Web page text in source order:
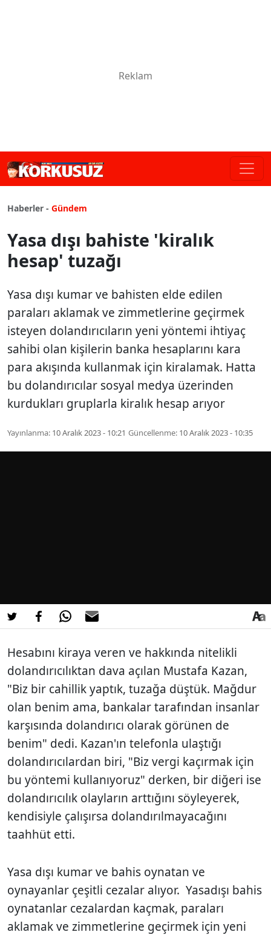
Haberler - Gündem
Yasa dışı bahiste 'kiralık
hesap' tuzağı
Yasa dışı kumar ve bahisten elde edilen
paraları aklamak ve zimmetlerine geçirmek
isteyen dolandırıcıların yeni yöntemi ihtiyaç
sahibi olan kişilerin banka hesaplarını kara
para akışında kullanmak için kiralamak. Hatta
bu dolandırıcılar sosyal medya üzerinden
kurdukları gruplarla kiralık hesap arıyor
Yayınlanma: 10 Aralık 2023 - 10:21 Güncellenme: 10 Aralık 2023 - 10:35
Hesabını kiraya veren ve hakkında nitelikli
dolandırıcılıktan dava açılan Mustafa Kazan,
"Biz bir cahillik yaptık, tuzağa düştük. Mağdur
olan benim ama, bankalar tarafından insanlar
karşısında dolandırıcı olarak görünen de
benim" dedi. Kazan'ın telefonla ulaştığı
dolandırıcılardan biri, "Biz vergi kaçırmak için
bu yöntemi kullanıyoruz" derken, bir diğeri ise
dolandırıcılık olayların arttığını söyleyerek,
kendisiyle çalışırsa dolandırılmayacağını
taahhüt etti.
Yasa dışı kumar ve bahis oynatan ve
oynayanlar çeşitli cezalar alıyor. Yasadışı bahis
oynatanlar cezalardan kaçmak, paraları
aklamak ve zimmetlerine geçirmek için yeni